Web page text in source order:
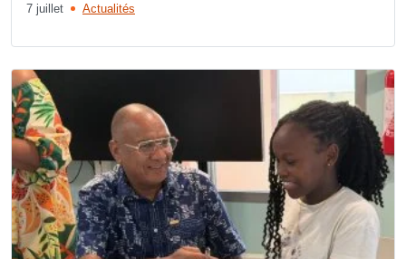
7 juillet Actualités